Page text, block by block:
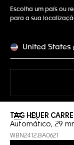
Escolha um país ou
para a sua
United States
Abrir a busca
TAG HEUER
Automático, 29
WBN2412.BA0621